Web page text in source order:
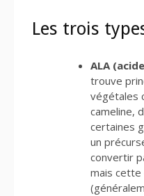
Les trois
ALA
trouve
végétales
cameline,
certaines
un
convertir
mais cette